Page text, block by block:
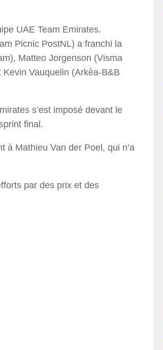
UAE Team Emirates.
Picnic PostNL) a franchi la
Matteo Jorgenson (Visma
Vauquelin (Arkèa-B&B
s’est imposé devant le
final.
à Mathieu Van der Poel, qui n’a
par des prix et des